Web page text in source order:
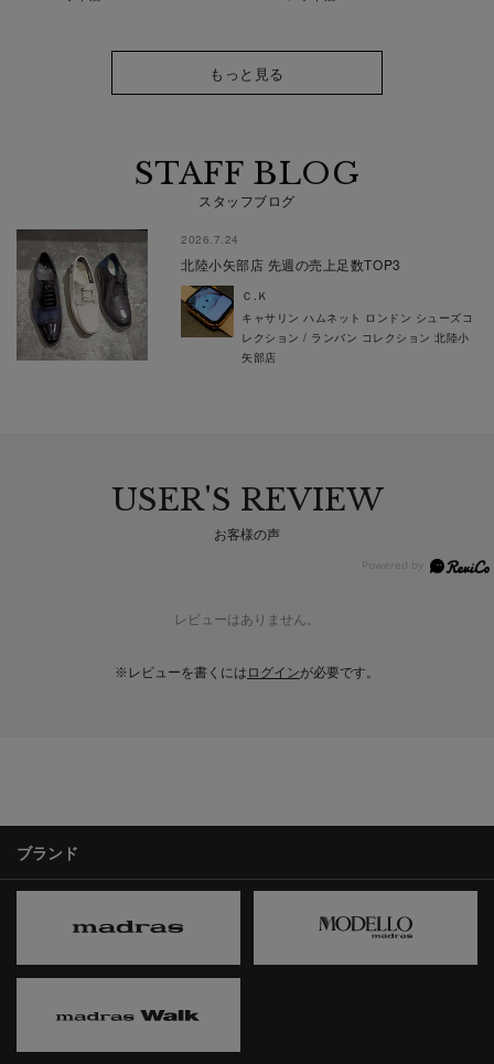
もっと見る
STAFF BLOG
スタッフブログ
2026.7.24
北陸小矢部店 先週の売上足数TOP3
Ｃ.Ｋ
キャサリン ハムネット ロンドン シューズコ
レクション / ランバン コレクション 北陸小
矢部店
USER'S REVIEW
お客様の声
レビューはありません。
※レビューを書くには ログインが必要です。
ブランド